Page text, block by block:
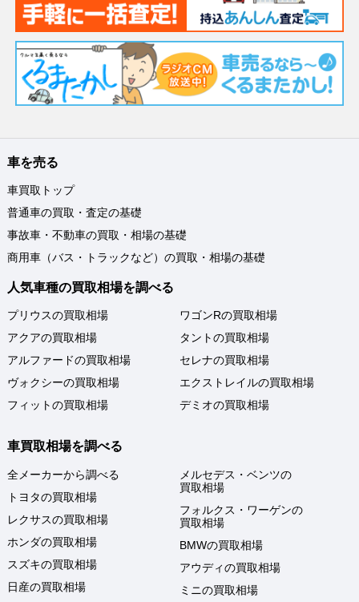
車を売る
車買取トップ
普通車の買取・査定の基礎
事故車・不動車の買取・相場の基礎
商用車（バス・トラックなど）の買取・相場の基礎
人気車種の買取相場を調べる
プリウスの買取相場
アクアの買取相場
アルファードの買取相場
ヴォクシーの買取相場
フィットの買取相場
ワゴンRの買取相場
タントの買取相場
セレナの買取相場
エクストレイルの買取相場
デミオの買取相場
車買取相場を調べる
全メーカーから調べる
トヨタの買取相場
レクサスの買取相場
ホンダの買取相場
スズキの買取相場
日産の買取相場
メルセデス・ベンツの
買取相場
フォルクス・ワーゲンの
買取相場
BMWの買取相場
アウディの買取相場
ミニの買取相場